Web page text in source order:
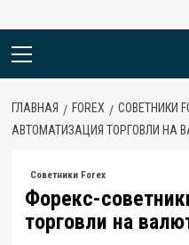
Основное
ГЛАВНАЯ FOREX СОВЕТНИКИ
АВТОМАТИЗАЦИЯ ТОРГОВЛИ НА
Советники Forex
Форекс-
торговли на